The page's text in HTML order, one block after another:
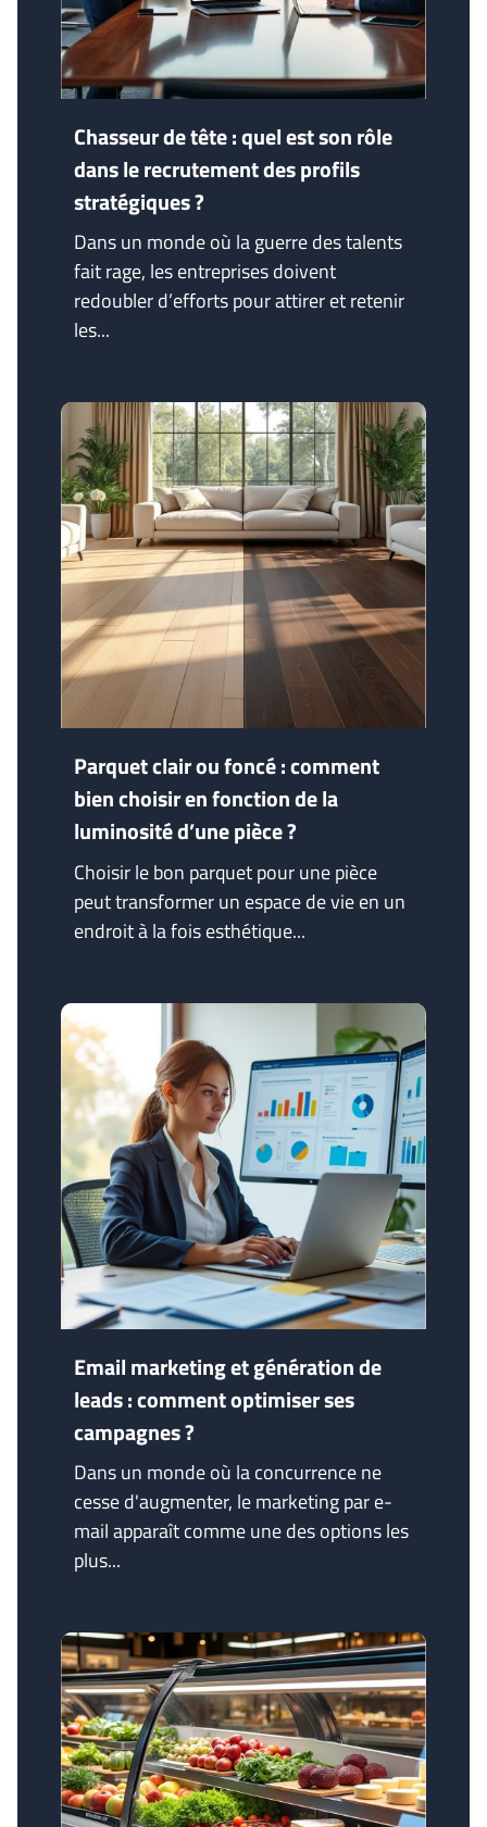
Chasseur de tête : quel est son rôle
dans le recrutement des profils
stratégiques ?
Dans un monde où la guerre des talents
fait rage, les entreprises doivent
redoubler d’efforts pour attirer et retenir
les...
Parquet clair ou foncé : comment
bien choisir en fonction de la
luminosité d’une pièce ?
Choisir le bon parquet pour une pièce
peut transformer un espace de vie en un
endroit à la fois esthétique...
Email marketing et génération de
leads : comment optimiser ses
campagnes ?
Dans un monde où la concurrence ne
cesse d'augmenter, le marketing par e-
mail apparaît comme une des options les
plus...